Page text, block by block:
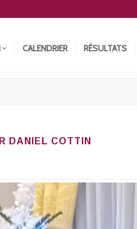
CALENDRIER RÉSULTATS
DANIEL COTTIN